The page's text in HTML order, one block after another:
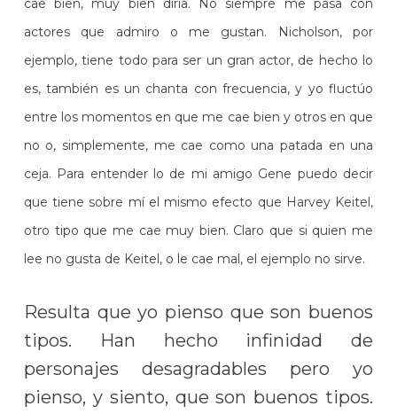
cae bien, muy bien diría. No siempre me pasa con
actores que admiro o me gustan. Nicholson, por
ejemplo, tiene todo para ser un gran actor, de hecho lo
es, también es un chanta con frecuencia, y yo fluctúo
entre los momentos en que me cae bien y otros en que
no o, simplemente, me cae como una patada en una
ceja. Para entender lo de mi amigo Gene puedo decir
que tiene sobre mí el mismo efecto que Harvey Keitel,
otro tipo que me cae muy bien. Claro que si quien me
lee no gusta de Keitel, o le cae mal, el ejemplo no sirve.
Resulta que yo pienso que son buenos
tipos. Han hecho infinidad de
personajes desagradables pero yo
pienso, y siento, que son buenos tipos.